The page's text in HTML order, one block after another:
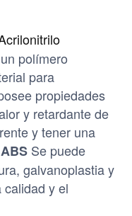
polímero
para
propiedades
y retardante de
y tener una
Se puede
galvanoplastia y
y el